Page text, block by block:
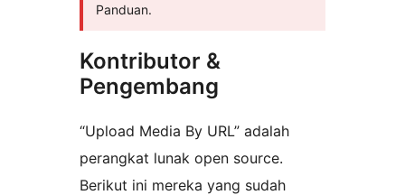
Panduan.
Kontributor &
Pengembang
“Upload Media By URL” adalah
perangkat lunak open source.
Berikut ini mereka yang sudah